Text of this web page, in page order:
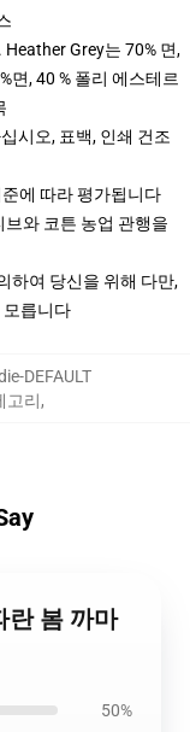
Grey는 70% 면,
면, 40 % 폴리 에스테르
시오, 표백, 인쇄 건조
에 따라 평가됩니다
와 코튼 농업 관행을
하여 당신을 위해 다만,
모릅니다
DEFAULT
고리,
란 봄 까마
50%